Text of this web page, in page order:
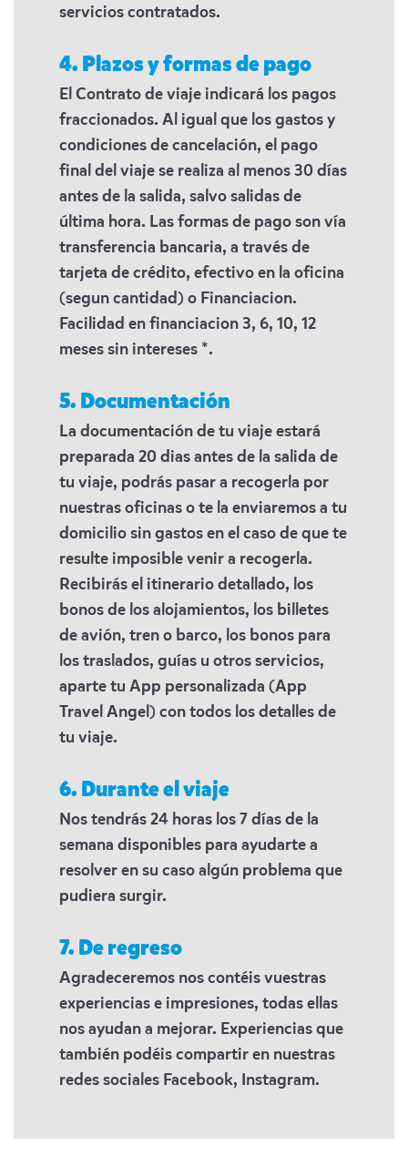
servicios contratados.
4. Plazos y formas de pago
El Contrato de viaje indicará los pagos
fraccionados. Al igual que los gastos y
condiciones de cancelación, el pago
final del viaje se realiza al menos 30 días
antes de la salida, salvo salidas de
última hora. Las formas de pago son vía
transferencia bancaria, a través de
tarjeta de crédito, efectivo en la oficina
(segun cantidad) o Financiacion.
Facilidad en financiacion 3, 6, 10, 12
meses sin intereses *.
5. Documentación
La documentación de tu viaje estará
preparada 20 dias antes de la salida de
tu viaje, podrás pasar a recogerla por
nuestras oficinas o te la enviaremos a tu
domicilio sin gastos en el caso de que te
resulte imposible venir a recogerla.
Recibirás el itinerario detallado, los
bonos de los alojamientos, los billetes
de avión, tren o barco, los bonos para
los traslados, guías u otros servicios,
aparte tu App personalizada (App
Travel Angel) con todos los detalles de
tu viaje.
6. Durante el viaje
Nos tendrás 24 horas los 7 días de la
semana disponibles para ayudarte a
resolver en su caso algún problema que
pudiera surgir.
7. De regreso
Agradeceremos nos contéis vuestras
experiencias e impresiones, todas ellas
nos ayudan a mejorar. Experiencias que
también podéis compartir en nuestras
redes sociales Facebook, Instagram.